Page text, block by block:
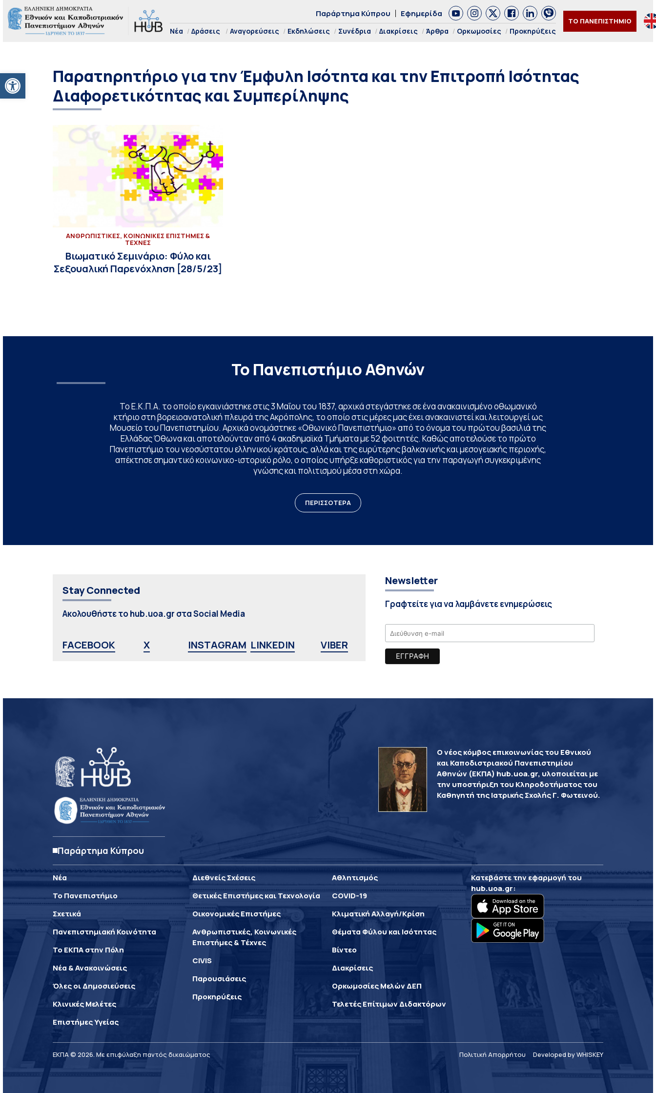
Ανοίξτε τη γραμμή εργαλείων
Παράρτημα Κύπρου Εφημερίδα
Νέα Δράσεις Αναγορεύσεις Εκδηλώσεις Συνέδρια Διακρίσεις Άρθρα Ορκωμοσίες Προκηρύξεις
ΤΟ ΠΑΝΕΠΙΣΤΗΜΙΟ
Παρατηρητήριο για την Έμφυλη Ισότητα και την Επιτροπή Ισότητας
Διαφορετικότητας και Συμπερίληψης
ΑΝΘΡΩΠΙΣΤΙΚΕΣ, ΚΟΙΝΩΝΙΚΕΣ ΕΠΙΣΤΗΜΕΣ &
ΤΕΧΝΕΣ
Βιωματικό Σεμινάριο: Φύλο και
Σεξουαλική Παρενόχληση [28/5/23]
Το Πανεπιστήμιο Αθηνών
Το Ε.Κ.Π.Α. το οποίο εγκαινιάστηκε στις 3 Μαΐου του 1837, αρχικά στεγάστηκε σε ένα ανακαινισμένο οθωμανικό
κτήριο στη βορειοανατολική πλευρά της Ακρόπολης, το οποίο στις μέρες μας έχει ανακαινιστεί και λειτουργεί ως
Μουσείο του Πανεπιστημίου. Αρχικά ονομάστηκε «Οθωνικό Πανεπιστήμιο» από το όνομα του πρώτου βασιλιά της
Ελλάδας Όθωνα και αποτελούνταν από 4 ακαδημαϊκά Τμήματα με 52 φοιτητές. Καθώς αποτελούσε το πρώτο
Πανεπιστήμιο του νεοσύστατου ελληνικού κράτους, αλλά και της ευρύτερης βαλκανικής και μεσογειακής περιοχής,
απέκτησε σημαντικό κοινωνικο-ιστορικό ρόλο, ο οποίος υπήρξε καθοριστικός για την παραγωγή συγκεκριμένης
γνώσης και πολιτισμού μέσα στη χώρα.
ΠΕΡΙΣΣΟΤΕΡΑ
Stay Connected
Ακολουθήστε το hub.uoa.gr στα Social Media
FACEBOOK X INSTAGRAM LINKEDIN VIBER
Newsletter
Γραφτείτε για να λαμβάνετε ενημερώσεις
Παράρτημα Κύπρου
Ο νέος κόμβος επικοινωνίας του Εθνικού
και Καποδιστριακού Πανεπιστημίου
Αθηνών (ΕΚΠΑ) hub.uoa.gr, υλοποιείται με
την υποστήριξη του Κληροδοτήματος του
Καθηγητή της Ιατρικής Σχολής Γ. Φωτεινού.
Νέα
Το Πανεπιστήμιο
Σχετικά
Πανεπιστημιακή Κοινότητα
Το ΕΚΠΑ στην Πόλη
Νέα & Ανακοινώσεις
Όλες οι Δημοσιεύσεις
Κλινικές Μελέτες
Επιστήμες Υγείας
Διεθνείς Σχέσεις
Θετικές Επιστήμες και Τεχνολογία
Οικονομικές Επιστήμες
Ανθρωπιστικές, Κοινωνικές
Επιστήμες & Τέχνες
CIVIS
Παρουσιάσεις
Προκηρύξεις
Αθλητισμός
COVID-19
Κλιματική Αλλαγή/Κρίση
Θέματα Φύλου και Ισότητας
Βίντεο
Διακρίσεις
Ορκωμοσίες Μελών ΔΕΠ
Τελετές Επίτιμων Διδακτόρων
Κατεβάστε την εφαρμογή του
hub.uoa.gr:
ΕΚΠΑ © 2026. Με επιφύλαξη παντός δικαιώματος Πολιτική Απορρήτου Developed by WHISKEY